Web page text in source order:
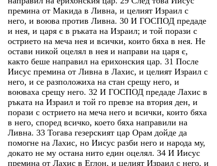
премина от Макида в Ливна, и целият Израил с
него, и воюва против Ливна. 30 И ГОСПОД предаде
и нея, и царя є в ръката на Израил; и той порази с
острието на меча нея и всички, които бяха в нея. Не
остави никой оцелял в нея и направи на царя є,
както беше направил на ерихонския цар. 31 После
Иисус премина от Ливна в Лахис, и целият Израил с
него, и се разположиха на стан срещу него, и
воюваха срещу него. 32 И ГОСПОД предаде Лахис в
ръката на Израил и той го превзе на втория ден, и
порази с острието на меча него и всички, които бяха
в него, според всичко, което бяха направили на
Ливна. 33 Тогава гезерският цар Орам дойде да
помогне на Лахис, но Иисус разби него и народа му,
докато не му остана нито един оцелял. 34 И Иисус
премина от Лахис в Еглон, и целият Израил с него, и